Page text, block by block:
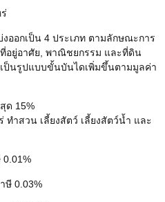
ออกเป็น 4 ประเภท ตามลักษณะการ
อยู่อาศัย, พาณิชยกรรม และที่ดิน
ป็นรูปแบบขั้นบันไดเพิ่มขึ้นตามมูลค่า
ด 15%
ทำสวน เลี้ยงสัตว์ เลี้ยงสัตว์น้ำ และ
ษี 0.03%